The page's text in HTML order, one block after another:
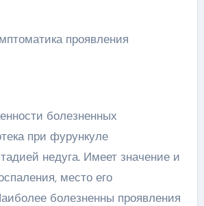
болезненных
при фурункуле
недуга. Имеет значение и
место его
болезненны проявления